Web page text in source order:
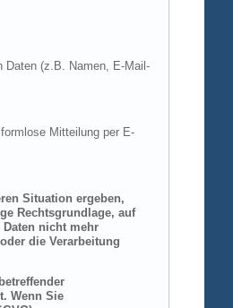
Daten (z.B. Namen, E-Mail-
Mitteilung per E-
Situation ergeben,
Rechtsgrundlage, auf
nicht mehr
die Verarbeitung
Wenn Sie